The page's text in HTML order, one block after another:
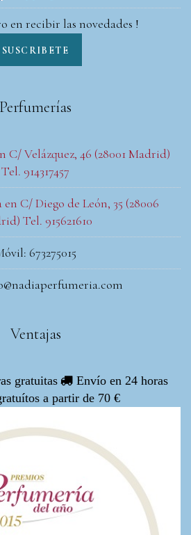
en recibir las novedades !
SUSCRIBETE
Perfumerías
C/ Velázquez, 46 (28001 Madrid)
Tel. 914317457
C/ Diego de León, 35 (28006
Tel. 915621610
673275015
Ventajas
gratuitas
Envío en 24 horas
a partir de 70 €